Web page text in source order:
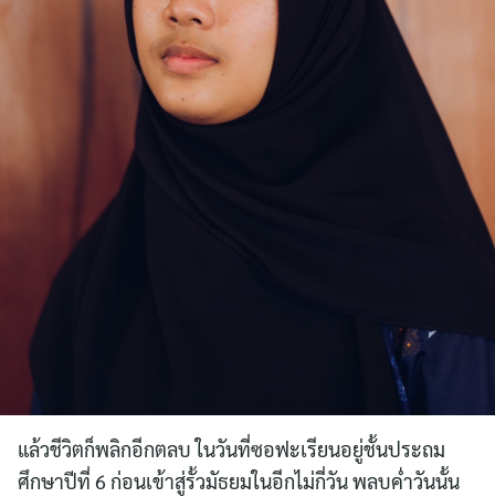
แล้วชีวิตก็พลิกอีกตลบ ในวันที่ซอฟะเรียนอยู่ชั้นประถม
ศึกษาปีที่ 6 ก่อนเข้าสู่รั้วมัธยมในอีกไม่กี่วัน พลบค่ำวันนั้น